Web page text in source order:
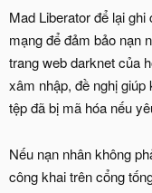
Mad Liberator để lại
mạng để đảm bảo nạn
trang web darknet của
xâm nhập, đề nghị
tệp đã bị mã hóa nếu
Nếu nạn nhân không
công khai trên cổng